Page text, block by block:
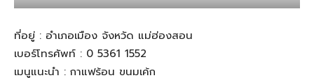
ที่อยู่ : อำเภอเมือง จังหวัด แม่ฮ่องสอน
เบอร์โทรศัพท์ : 0 5361 1552
เมนูแนะนำ : กาแฟร้อน ขนมเค้ก